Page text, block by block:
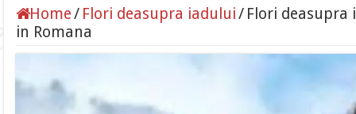
Home/ Flori deasupra iadului/ Flori
in Romana